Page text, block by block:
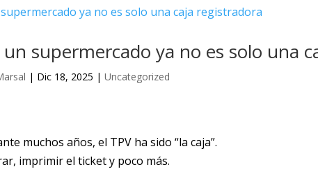
un supermercado ya no es solo una
| Dic 18, 2025 |Uncategorized
muchos años, el TPV ha sido “la caja”.
imprimir el ticket y poco más.